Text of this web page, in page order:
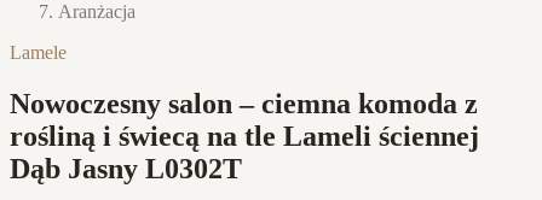
Aranżacja
Lamele
Nowoczesny salon – ciemna komoda z
rośliną i świecą na tle Lameli ściennej
Dąb Jasny L0302T